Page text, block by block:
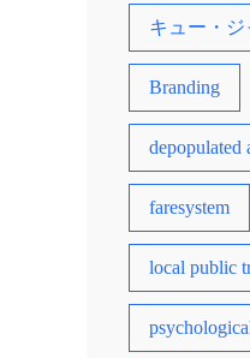
キュー・
Branding
depopulated
faresystem
local public